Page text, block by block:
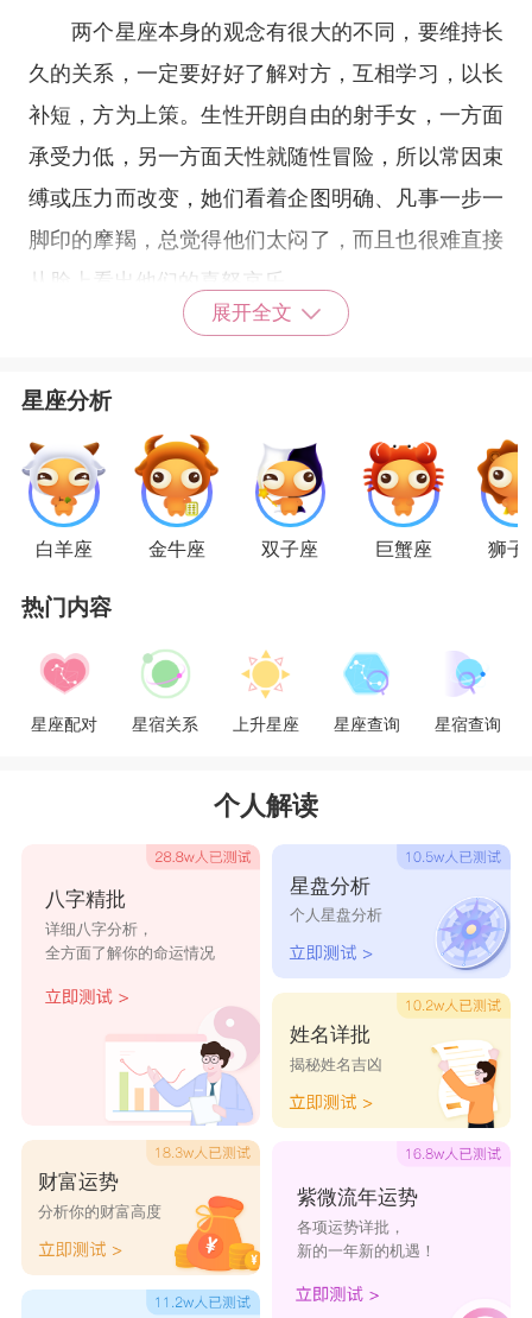
两个星座本身的观念有很大的不同，要维持长
久的关系，一定要好好了解对方，互相学习，以长
补短，方为上策。生性开朗自由的射手女，一方面
承受力低，另一方面天性就随性冒险，所以常因束
缚或压力而改变，她们看着企图明确、凡事一步一
脚印的摩羯，总觉得他们太闷了，而且也很难直接
从脸上看出他们的喜怒哀乐。
传统、责任、理想，以及对财富和社会地位的欲望
全装在大包袱里，那就是负担，也是催促他向上的
力量。坚忍是摩羯座
男子个性中最大的魅力，没有
人能像他一样，那么不怕苦、不怕难、不怕失败。
对世界抱着探索眼光的射手女，可要在适当的
时候告诉摩羯男你内心真实的想法，告诉他你觉得
外面的世界虽然精彩，但是家才是最值得向往的地
方。只有这样，摩羯男才能放下悬着的心，毕竟摩
总是飘忽不定，对外面花花世界太过向往，会让摩
羯男觉得你像手中的沙，越想握紧流逝的越快。
星座乐原创文章，转载需注明出处
展开全文
星座分析
白羊座 金牛座 双子座 巨蟹座 狮子
热门内容
星座配对 星宿关系 上升星座 星座查询 星宿查询
个人解读
八字精批
详细八字分析，
全方面了解你的命运情况
财富运势
分析你的财富高度
星盘分析
个人星盘分析
姓名详批
揭秘姓名吉凶
紫微流年运势
各项运势详批，
新的一年新的机遇！